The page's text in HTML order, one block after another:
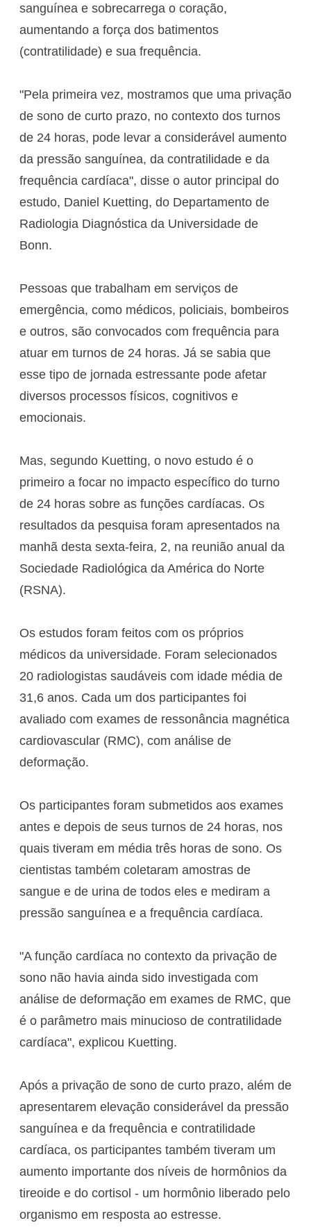
sanguínea e sobrecarrega o coração,
aumentando a força dos batimentos
(contratilidade) e sua frequência.
"Pela primeira vez, mostramos que uma privação
de sono de curto prazo, no contexto dos turnos
de 24 horas, pode levar a considerável aumento
da pressão sanguínea, da contratilidade e da
frequência cardíaca", disse o autor principal do
estudo, Daniel Kuetting, do Departamento de
Radiologia Diagnóstica da Universidade de
Bonn.
Pessoas que trabalham em serviços de
emergência, como médicos, policiais, bombeiros
e outros, são convocados com frequência para
atuar em turnos de 24 horas. Já se sabia que
esse tipo de jornada estressante pode afetar
diversos processos físicos, cognitivos e
emocionais.
Mas, segundo Kuetting, o novo estudo é o
primeiro a focar no impacto específico do turno
de 24 horas sobre as funções cardíacas. Os
resultados da pesquisa foram apresentados na
manhã desta sexta-feira, 2, na reunião anual da
Sociedade Radiológica da América do Norte
(RSNA).
Os estudos foram feitos com os próprios
médicos da universidade. Foram selecionados
20 radiologistas saudáveis com idade média de
31,6 anos. Cada um dos participantes foi
avaliado com exames de ressonância magnética
cardiovascular (RMC), com análise de
deformação.
Os participantes foram submetidos aos exames
antes e depois de seus turnos de 24 horas, nos
quais tiveram em média três horas de sono. Os
cientistas também coletaram amostras de
sangue e de urina de todos eles e mediram a
pressão sanguínea e a frequência cardíaca.
"A função cardíaca no contexto da privação de
sono não havia ainda sido investigada com
análise de deformação em exames de RMC, que
é o parâmetro mais minucioso de contratilidade
cardíaca", explicou Kuetting.
Após a privação de sono de curto prazo, além de
apresentarem elevação considerável da pressão
sanguínea e da frequência e contratilidade
cardíaca, os participantes também tiveram um
aumento importante dos níveis de hormônios da
tireoide e do cortisol - um hormônio liberado pelo
organismo em resposta ao estresse.